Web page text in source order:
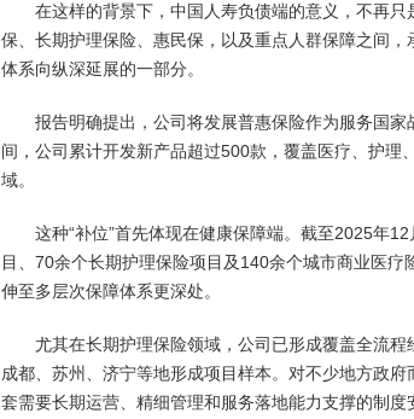
在这样的背景下，中国人寿负债端的意义，不再
保、长期护理保险、惠民保，以及重点人群保障之间
体系向纵深延展的一部分。
报告明确提出，公司将发展普惠保险作为服务国家
间，公司累计开发新产品超过500款，覆盖医疗、护理
域。
这种“补位”首先体现在健康保障端。截至2025年
目、70余个长期护理保险项目及140余个城市商业医
伸至多层次保障体系更深处。
尤其在长期护理保险领域，公司已形成覆盖全流
成都、苏州、济宁等地形成项目样本。对不少地方政
套需要长期运营、精细管理和服务落地能力支撑的制